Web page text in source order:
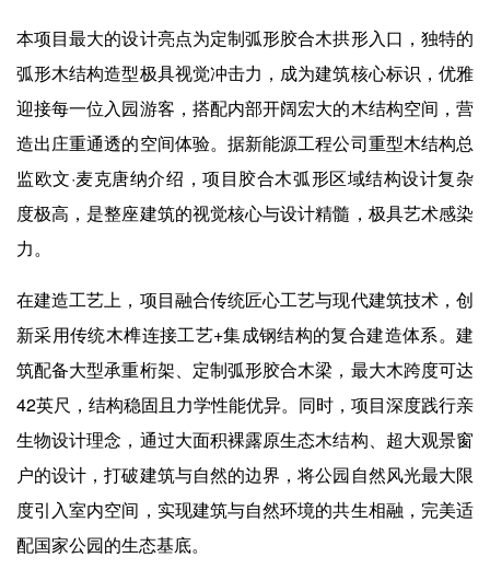
本项目最大的设计亮点为定制弧形胶合木拱形入口，独特的
弧形木结构造型极具视觉冲击力，成为建筑核心标识，优雅
迎接每一位入园游客，搭配内部开阔宏大的木结构空间，营
造出庄重通透的空间体验。据新能源工程公司重型木结构总
监欧文·麦克唐纳介绍，项目胶合木弧形区域结构设计复杂
度极高，是整座建筑的视觉核心与设计精髓，极具艺术感染
力。
在建造工艺上，项目融合传统匠心工艺与现代建筑技术，创
新采用传统木榫连接工艺+集成钢结构的复合建造体系。建
筑配备大型承重桁架、定制弧形胶合木梁，最大木跨度可达
42英尺，结构稳固且力学性能优异。同时，项目深度践行亲
生物设计理念，通过大面积裸露原生态木结构、超大观景窗
户的设计，打破建筑与自然的边界，将公园自然风光最大限
度引入室内空间，实现建筑与自然环境的共生相融，完美适
配国家公园的生态基底。